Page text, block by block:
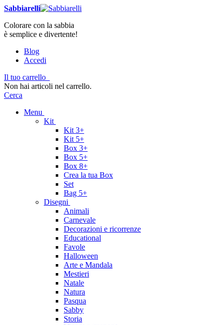
Sabbiarelli
Colorare con la sabbia
è semplice e divertente!
Blog
Accedi
Il tuo carrello
Non hai articoli nel carrello.
Cerca
Menu
Kit
Kit 3+
Kit 5+
Box 3+
Box 5+
Box 8+
Crea la tua Box
Set
Bag 5+
Disegni
Animali
Carnevale
Decorazioni e ricorrenze
Educational
Favole
Halloween
Arte e Mandala
Mestieri
Natale
Natura
Pasqua
Sabby
Storia